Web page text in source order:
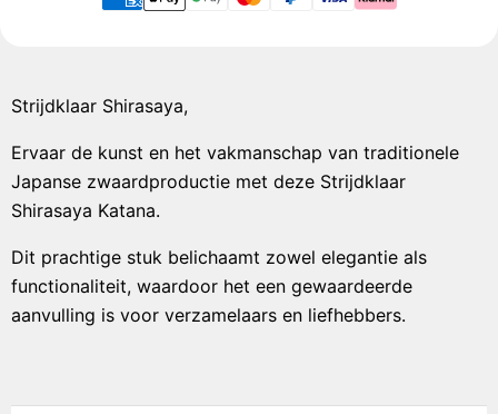
Strijdklaar Shirasaya,
Ervaar de kunst en het vakmanschap van traditionele
Japanse zwaardproductie met deze Strijdklaar
Shirasaya Katana.
Dit prachtige stuk belichaamt zowel elegantie als
functionaliteit, waardoor het een gewaardeerde
aanvulling is voor verzamelaars en liefhebbers.